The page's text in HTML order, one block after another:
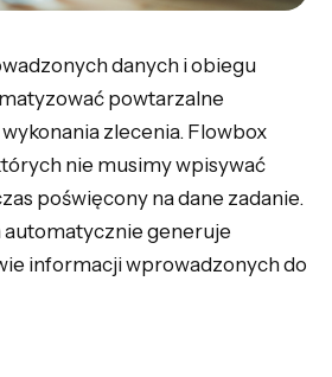
danych i obiegu
powtarzalne
zlecenia. Flowbox
nie musimy wpisywać
poświęcony na dane zadanie.
generuje
informacji wprowadzonych do